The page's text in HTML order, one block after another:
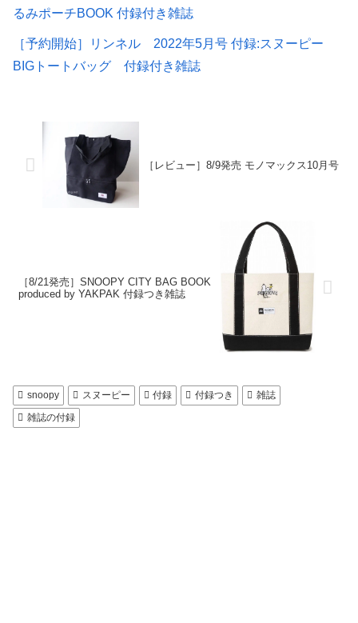
るみポーチBOOK 付録付き雑誌
［予約開始］リンネル 2022年5月号 付録:スヌーピー
BIGトートバッグ 付録付き雑誌
［レビュー］8/9発売 モノマックス10月号
［8/21発売］SNOOPY CITY BAG BOOK
produced by YAKPAK 付録つき雑誌
snoopy スヌーピー 付録 付録つき
雑誌
雑誌の付録